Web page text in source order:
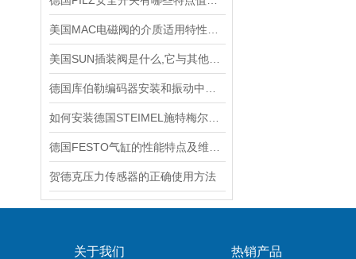
贺德克压力传感器的正确使用方法
关于我们 热销产品